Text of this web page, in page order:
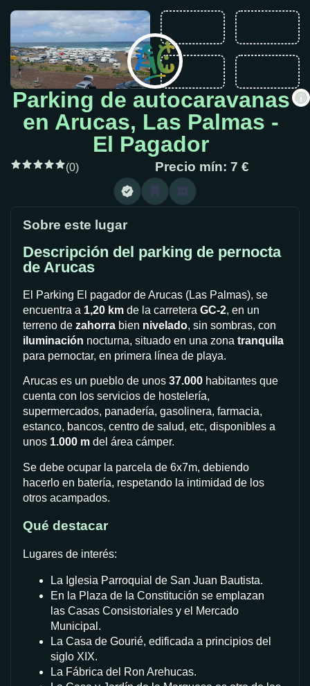
Parking de autocaravanas
en Arucas, Las Palmas -
El Pagador
(0) Precio mín: 7 €
Sobre este lugar
Descripción del parking de pernocta
de Arucas
El Parking El pagador de Arucas (Las Palmas), se
encuentra a 1,20 km de la carretera GC-2, en un
terreno de zahorra bien nivelado, sin sombras, con
iluminación nocturna, situado en una zona tranquila
para pernoctar, en primera línea de playa.
Arucas es un pueblo de unos 37.000 habitantes que
cuenta con los servicios de hostelería,
supermercados, panadería, gasolinera, farmacia,
estanco, bancos, centro de salud, etc, disponibles a
unos 1.000 m del área cámper.
Se debe ocupar la parcela de 6x7m, debiendo
hacerlo en batería, respetando la intimidad de los
otros acampados.
Qué destacar
Lugares de interés:
La Iglesia Parroquial de San Juan Bautista.
En la Plaza de la Constitución se emplazan
las Casas Consistoriales y el Mercado
Municipal.
La Casa de Gourié, edificada a principios del
siglo XIX.
La Fábrica del Ron Arehucas.